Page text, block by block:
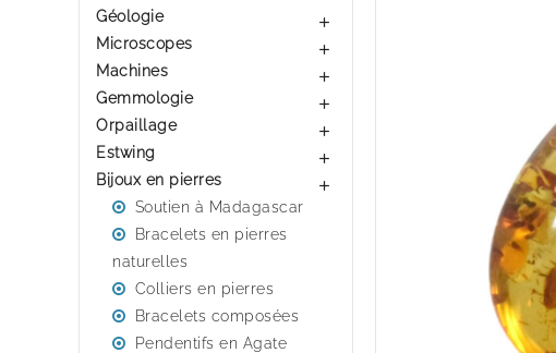
Géologie 
Microscopes 
Machines 
Gemmologie 
Orpaillage 
Estwing 
Bijoux en pierres 
Soutien à Madagascar
Bracelets en pierres
naturelles
Colliers en pierres
Bracelets composées
Pendentifs en Agate